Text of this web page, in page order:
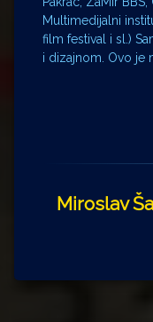
Multimedijalni
film festival i sl.)
i dizajnom. Ovo je
Miroslav